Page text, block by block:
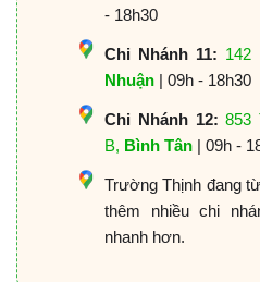
- 18h30
Chi Nhánh 11: 142
Nhuận | 09h - 18h30
Chi Nhánh 12: 853
B, Bình Tân | 09h -
Trường Thịnh đang
thêm nhiều chi
nhanh hơn.